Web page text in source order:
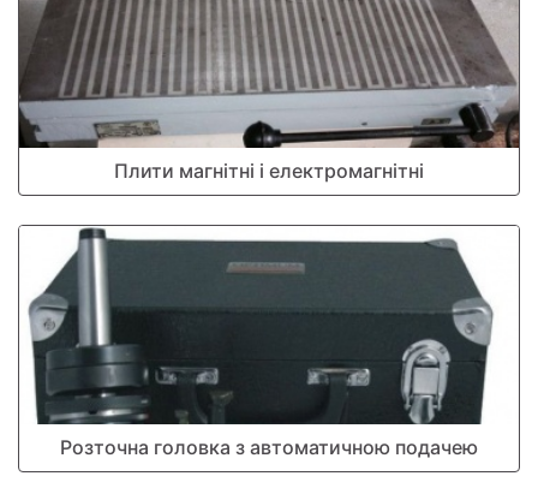
Плити магнітні і електромагнітні
Розточна головка з автоматичною подачею